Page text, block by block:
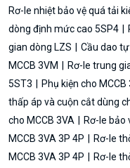
Rơ-le nhiệt bảo vệ quá tải
dòng định mức cao 5SP4
gian dòng LZS
Cầu dao
MCCB 3VM
Rơ-le trung
5ST3
Phụ kiện cho MCCB
thấp áp và cuộn cắt dùng
cho MCCB 3VA
Rơ-le bảo
MCCB 3VA 3P 4P
Rơ-le
MCCB 3VA 3P 4P
Rơ-le